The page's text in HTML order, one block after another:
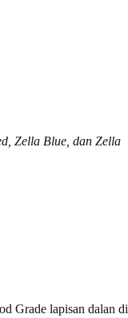
Zella Blue, dan Zella
Grade lapisan dalan di